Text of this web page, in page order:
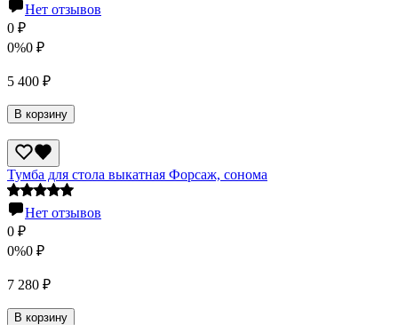
Нет отзывов
0 ₽
0%0 ₽
5 400 ₽
В корзину
Тумба для стола выкатная Форсаж, сонома
Нет отзывов
0 ₽
0%0 ₽
7 280 ₽
В корзину